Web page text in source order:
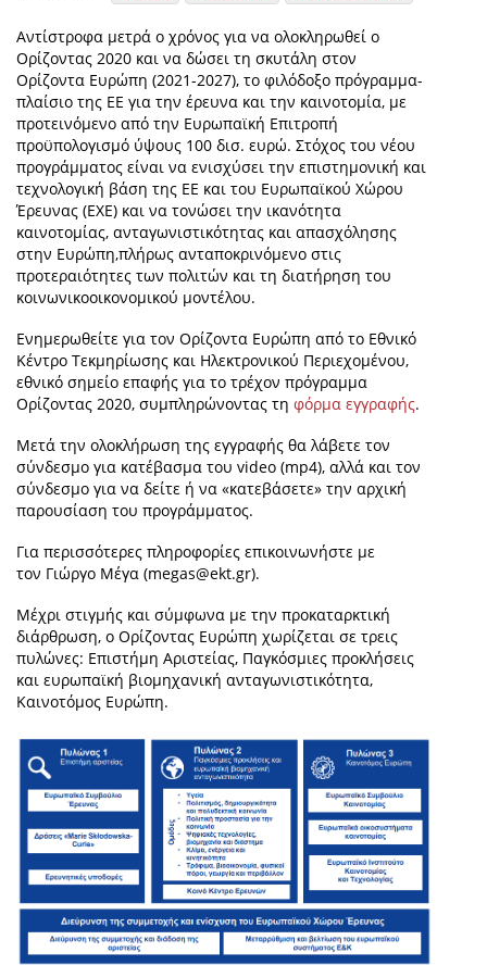
Αντίστροφα μετρά ο χρόνος για να ολοκληρωθεί ο
Ορίζοντας 2020 και να δώσει τη σκυτάλη στον
Ορίζοντα Ευρώπη (2021-2027), το φιλόδοξο πρόγραμμα-
πλαίσιο της ΕΕ για την έρευνα και την καινοτομία, με
προτεινόμενο από την Ευρωπαϊκή Επιτροπή
προϋπολογισμό ύψους 100 δισ. ευρώ. Στόχος του νέου
προγράμματος είναι να ενισχύσει την επιστημονική και
τεχνολογική βάση της ΕΕ και του Ευρωπαϊκού Χώρου
Έρευνας (ΕΧΕ) και να τονώσει την ικανότητα
καινοτομίας, ανταγωνιστικότητας και απασχόλησης
στην Ευρώπη,πλήρως ανταποκρινόμενο στις
προτεραιότητες των πολιτών και τη διατήρηση του
κοινωνικοοικονομικού μοντέλου.
Ενημερωθείτε για τον Ορίζοντα Ευρώπη από το Εθνικό
Κέντρο Τεκμηρίωσης και Ηλεκτρονικού Περιεχομένου,
εθνικό σημείο επαφής για το τρέχον πρόγραμμα
Ορίζοντας 2020, συμπληρώνοντας τη φόρμα εγγραφής.
Μετά την ολοκλήρωση της εγγραφής θα λάβετε τον
σύνδεσμο για κατέβασμα του video (mp4), αλλά και τον
σύνδεσμο για να δείτε ή να «κατεβάσετε» την αρχική
παρουσίαση του προγράμματος.
Για περισσότερες πληροφορίες επικοινωνήστε με
τον Γιώργο Μέγα (megas@ekt.gr).
Μέχρι στιγμής και σύμφωνα με την προκαταρκτική
διάρθρωση, ο Ορίζοντας Ευρώπη χωρίζεται σε τρεις
πυλώνες: Επιστήμη Αριστείας, Παγκόσμιες προκλήσεις
και ευρωπαϊκή βιομηχανική ανταγωνιστικότητα,
Καινοτόμος Ευρώπη.